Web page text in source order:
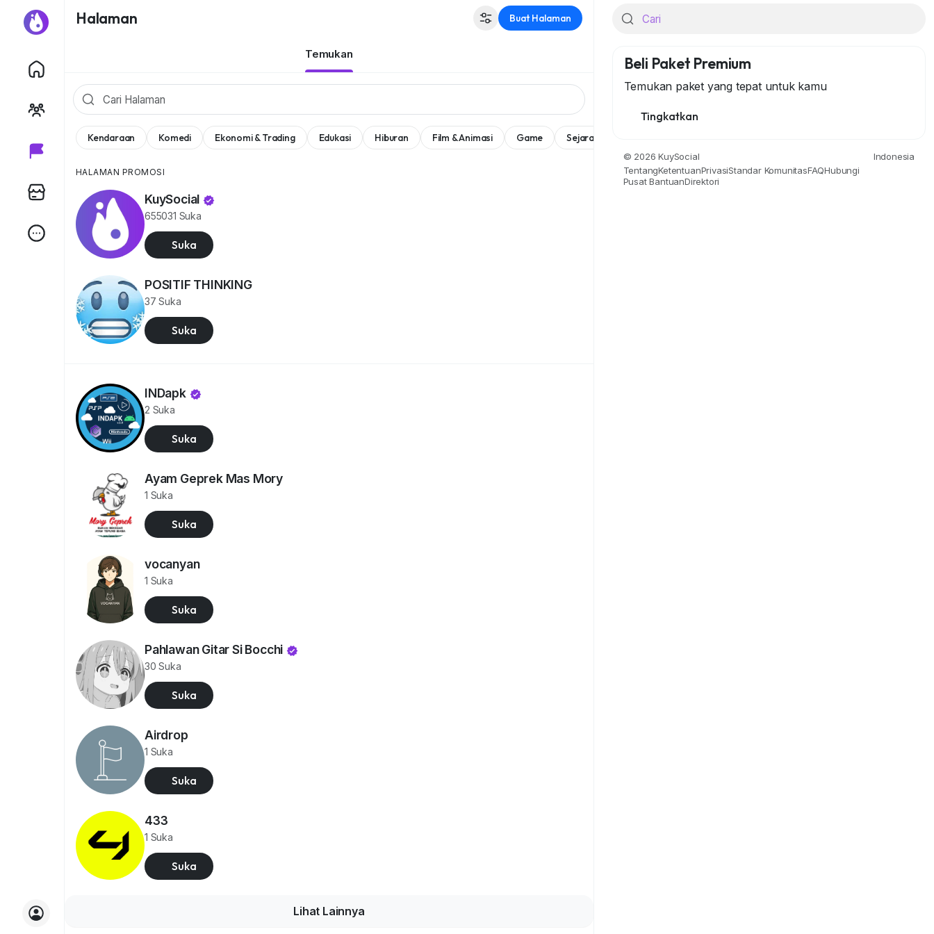
Halaman Buat Halaman
Temukan
Kendaraan Komedi Ekonomi & Trading Edukasi Hiburan Film & Animasi Game Sejarah
HALAMAN PROMOSI
KuySocial
655031 Suka
Suka
POSITIF THINKING
37 Suka
Suka
INDapk
2 Suka
Suka
Ayam Geprek Mas Mory
1 Suka
Suka
vocanyan
1 Suka
Suka
Pahlawan Gitar Si Bocchi
30 Suka
Suka
Airdrop
1 Suka
Suka
433
1 Suka
Suka
Lihat Lainnya
Beli Paket Premium
Temukan paket yang tepat untuk kamu
Tingkatkan
© 2026 KuySocial
Indonesia
TentangKetentuanPrivasiStandar KomunitasFAQHubungi
Pusat BantuanDirektori